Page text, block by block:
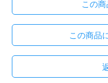
この
この商品